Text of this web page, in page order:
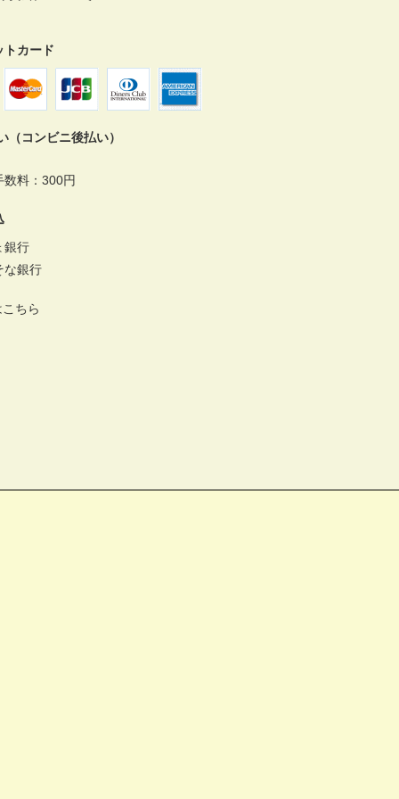
トカード
（コンビニ後払い）
数料：300円
銀行
な銀行
ちら